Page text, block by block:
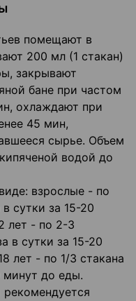
помещают в
200 мл (1 стакан)
закрывают
бане при частом
охлаждают при
45 мин,
сырье. Объем
водой до
взрослые - по
сутки за 15-20
лет - по 2-3
в сутки за 15-20
лет - по 1/3 стакана
минут до еды.